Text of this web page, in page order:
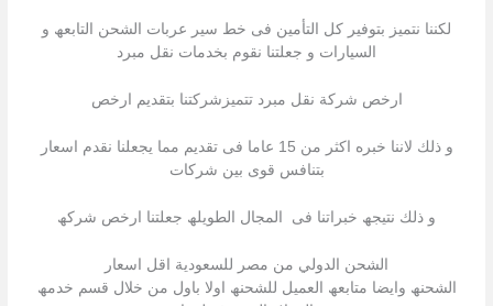
لكننا نتمیز بتوفیر كل التأمین فى خط سیر عربات الشحن التابعھ و
السیارات و جعلتنا نقوم بخدمات نقل مبرد
ارخص شركة نقل مبرد تتمیزشركتنا بتقدیم ارخص
و ذلك لاننا خبره اكثر من 15 عاما فى تقدیم مما یجعلنا نقدم اسعار
بتنافس قوى بین شركات
و ذلك نتیجھ خبراتنا فى المجال الطویلھ جعلتنا ارخص شركھ
الشحن الدولي من مصر للسعودية اقل اسعار
الشحنھ وایضا متابعھ العمیل للشحنھ اولا باول من خلال قسم خدمھ